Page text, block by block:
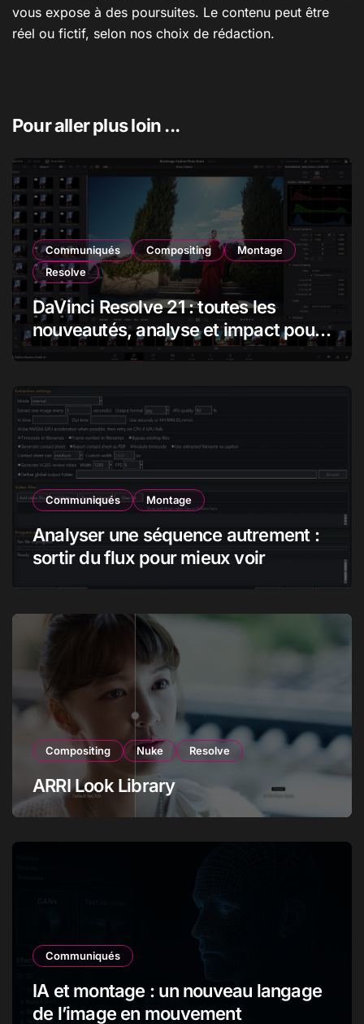
vous expose à des poursuites. Le contenu peut être
réel ou fictif, selon nos choix de rédaction.
Pour aller plus loin ...
Communiqués Compositing
Montage
Resolve
DaVinci Resolve 21 : toutes les
nouveautés, analyse et impact pour
les monteurs, étalonneurs et
Communiqués Montage
Analyser une séquence autrement :
sortir du flux pour mieux voir
Compositing Nuke Resolve
ARRI Look Library
Communiqués
IA et montage : un nouveau langage
de l’image en mouvement